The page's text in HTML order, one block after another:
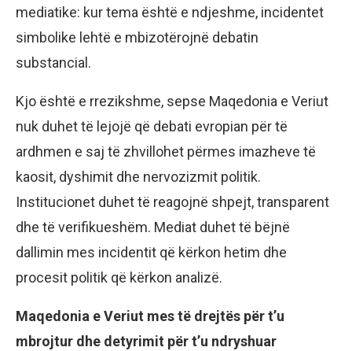
mediatike: kur tema është e ndjeshme, incidentet
simbolike lehtë e mbizotërojnë debatin
substancial.
Kjo është e rrezikshme, sepse Maqedonia e Veriut
nuk duhet të lejojë që debati evropian për të
ardhmen e saj të zhvillohet përmes imazheve të
kaosit, dyshimit dhe nervozizmit politik.
Institucionet duhet të reagojnë shpejt, transparent
dhe të verifikueshëm. Mediat duhet të bëjnë
dallimin mes incidentit që kërkon hetim dhe
procesit politik që kërkon analizë.
Maqedonia e Veriut mes të drejtës për t’u
mbrojtur dhe detyrimit për t’u ndryshuar